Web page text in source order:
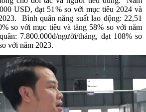
USD, đạt 51% so với mục tiêu 2024 và
Bình quân năng suất lao động: 22,51
so với mục tiêu và tăng 58% so với năm
7.800.000đ/người/tháng, đạt 108% so
với năm 2023.